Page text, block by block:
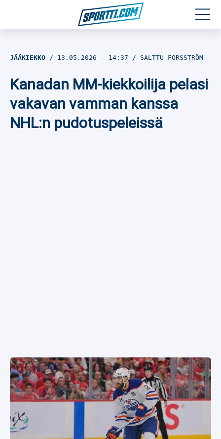
Jalkapallo
Yleisurheilu
JÄÄKIEKKO 13.05.2026 - 14:37 SALTTU FORSSTRÖM
Kanadan MM-kiekkoilija pelasi
vakavan vamman kanssa
NHL:n pudotuspeleissä